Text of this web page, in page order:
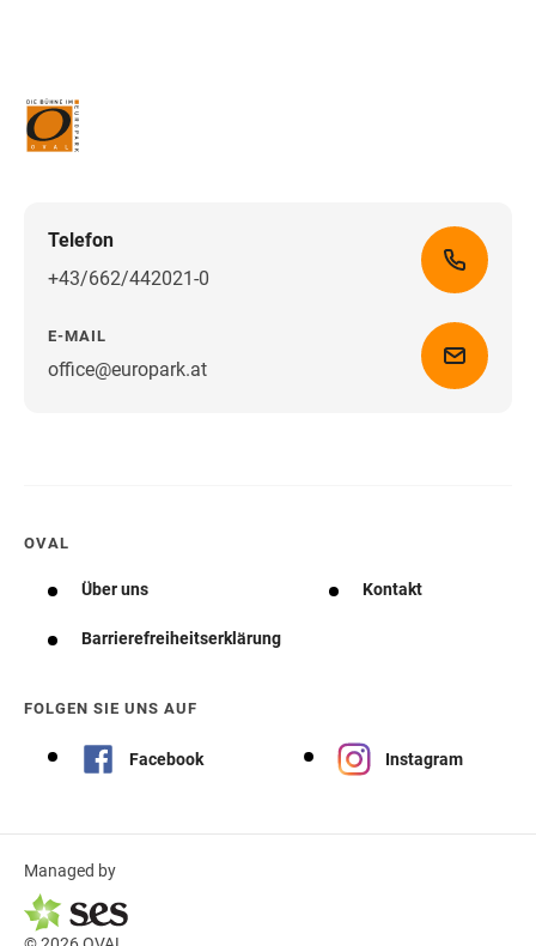
Telefon
+43/662/442021-0
E-MAIL
office@europark.atWegbeschreibung erhalten
OVAL
Über uns Kontakt
Barrierefreiheitserklärung
FOLGEN SIE UNS AUF
Facebook Instagram
Managed by